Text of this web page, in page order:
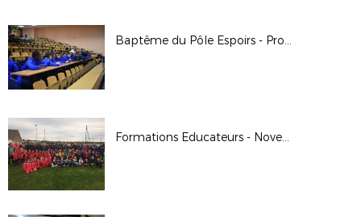
Baptême du Pôle Espoirs - Promotion 13
Formations Educateurs - Novembre 2018